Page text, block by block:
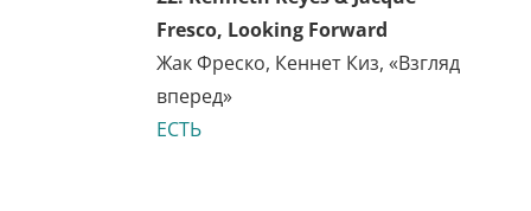
19. K. Eric Drexler, Engines of
Creation
Эрик Дрекслер, «Машины
создания»